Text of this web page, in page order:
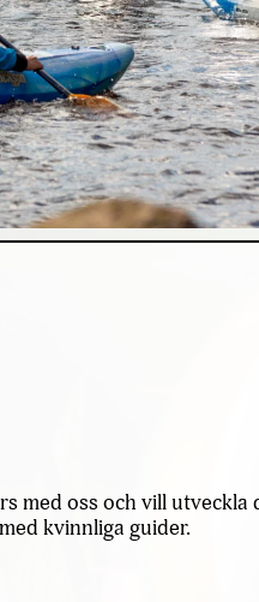
med oss och vill utveckla
kvinnliga guider.